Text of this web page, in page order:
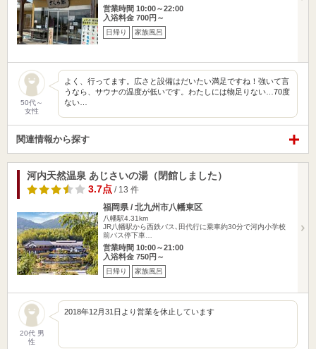
営業時間 10:00～22:00
入浴料金 700円～
日帰り 家族風呂
50代～
女性
よく、行ってます。広さと設備はだいたい満足ですね！強いて言
うなら、サウナの温度が低いです。わたしには物足りない…70度
ない…
関連情報から探す
河内天然温泉 あじさいの湯（閉館しました）
3.7点 / 13 件
福岡県 / 北九州市八幡東区
八幡駅4.31km
JR八幡駅から西鉄バス､田代行に乗車約30分で河内小学校
前バス停下車…
営業時間 10:00～21:00
入浴料金 750円～
日帰り 家族風呂
20代 男
性
2018年12月31日より営業を休止しています